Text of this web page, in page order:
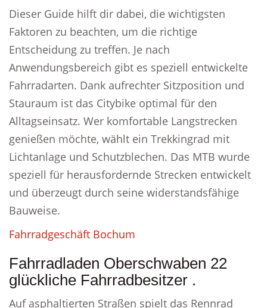
Dieser Guide hilft dir dabei, die wichtigsten
Faktoren zu beachten, um die richtige
Entscheidung zu treffen. Je nach
Anwendungsbereich gibt es speziell entwickelte
Fahrradarten. Dank aufrechter Sitzposition und
Stauraum ist das Citybike optimal für den
Alltagseinsatz. Wer komfortable Langstrecken
genießen möchte, wählt ein Trekkingrad mit
Lichtanlage und Schutzblechen. Das MTB wurde
speziell für herausfordernde Strecken entwickelt
und überzeugt durch seine widerstandsfähige
Bauweise.
Fahrradgeschäft Bochum
Fahrradladen Oberschwaben 22
glückliche Fahrradbesitzer .
Auf asphaltierten Straßen spielt das Rennrad